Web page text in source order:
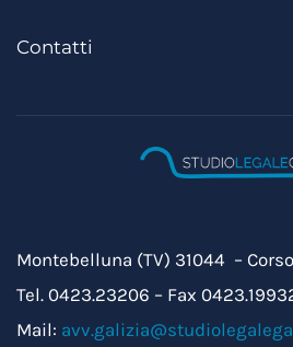
Contatti
Montebelluna (TV) 31044 –
Tel. 0423.23206 – Fax
Mail: